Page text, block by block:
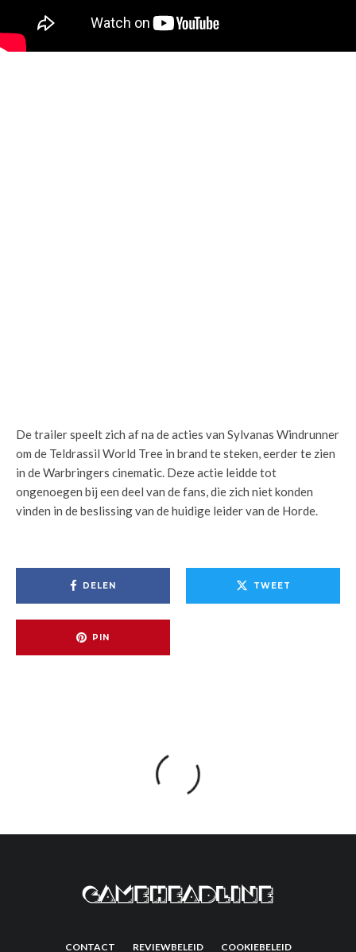
De trailer speelt zich af na de acties van Sylvanas Windrunner
om de Teldrassil World Tree in brand te steken, eerder te zien
in de Warbringers cinematic. Deze actie leidde tot
ongenoegen bij een deel van de fans, die zich niet konden
vinden in de beslissing van de huidige leider van de Horde.
DELEN TWEET
PIN
CONTACT REVIEWBELEID COOKIEBELEID